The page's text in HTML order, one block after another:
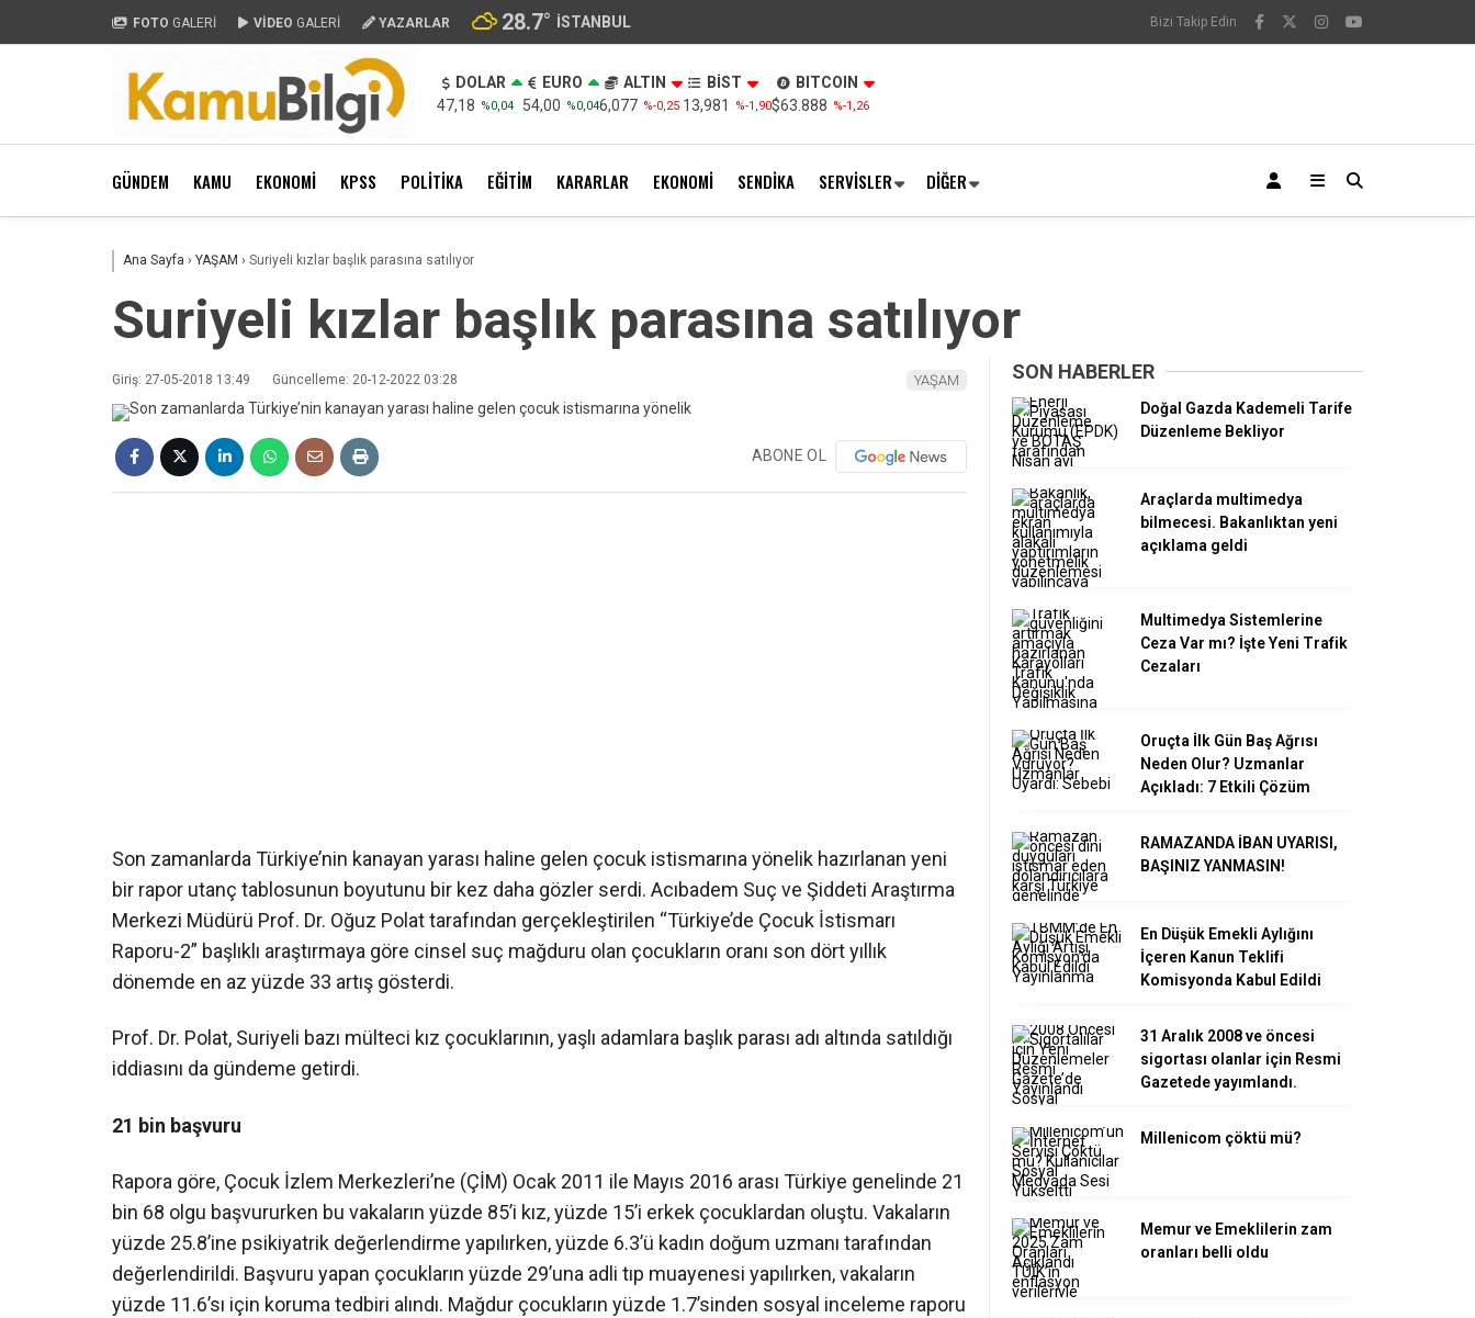
FOTO GALERİ VİDEO GALERİ YAZARLAR 28.7° İSTANBUL Bizi Takip Edin
DOLAR
47,18 %0,04
EURO
54,00 %0,04
ALTIN
6,077 %-0,25
BİST
13,981
%-1,90
BITCOIN
$63.888 %-1,26
GÜNDEM KAMU EKONOMİ KPSS POLİTİKA EĞİTİM KARARLAR EKONOMİ SENDİKA SERVİSLER DİĞER
Ana Sayfa › YAŞAM › Suriyeli kızlar başlık parasına satılıyor
Suriyeli kızlar başlık parasına satılıyor
Giriş: 27-05-2018 13:49 Güncelleme: 20-12-2022 03:28 YAŞAM
ABONE OL
Son zamanlarda Türkiye’nin kanayan yarası haline gelen çocuk istismarına yönelik hazırlanan yeni
bir rapor utanç tablosunun boyutunu bir kez daha gözler serdi. Acıbadem Suç ve Şiddeti Araştırma
Merkezi Müdürü Prof. Dr. Oğuz Polat tarafından gerçekleştirilen “Türkiye’de Çocuk İstismarı
Raporu-2” başlıklı araştırmaya göre cinsel suç mağduru olan çocukların oranı son dört yıllık
dönemde en az yüzde 33 artış gösterdi.
Prof. Dr. Polat, Suriyeli bazı mülteci kız çocuklarının, yaşlı adamlara başlık parası adı altında satıldığı
iddiasını da gündeme getirdi.
21 bin başvuru
Rapora göre, Çocuk İzlem Merkezleri’ne (ÇİM) Ocak 2011 ile Mayıs 2016 arası Türkiye genelinde 21
bin 68 olgu başvururken bu vakaların yüzde 85’i kız, yüzde 15’i erkek çocuklardan oluştu. Vakaların
yüzde 25.8’ine psikiyatrik değerlendirme yapılırken, yüzde 6.3’ü kadın doğum uzmanı tarafından
değerlendirildi. Başvuru yapan çocukların yüzde 29’una adli tıp muayenesi yapılırken, vakaların
yüzde 11.6’sı için koruma tedbiri alındı. Mağdur çocukların yüzde 1.7’sinden sosyal inceleme raporu
SON HABERLER
Doğal Gazda Kademeli Tarife
Düzenleme Bekliyor
Araçlarda multimedya
bilmecesi. Bakanlıktan yeni
açıklama geldi
Multimedya Sistemlerine
Ceza Var mı? İşte Yeni Trafik
Cezaları
Oruçta İlk Gün Baş Ağrısı
Neden Olur? Uzmanlar
Açıkladı: 7 Etkili Çözüm
RAMAZANDA İBAN UYARISI,
BAŞINIZ YANMASIN!
En Düşük Emekli Aylığını
İçeren Kanun Teklifi
Komisyonda Kabul Edildi
31 Aralık 2008 ve öncesi
sigortası olanlar için Resmi
Gazetede yayımlandı.
Millenicom çöktü mü?
Memur ve Emeklilerin zam
oranları belli oldu